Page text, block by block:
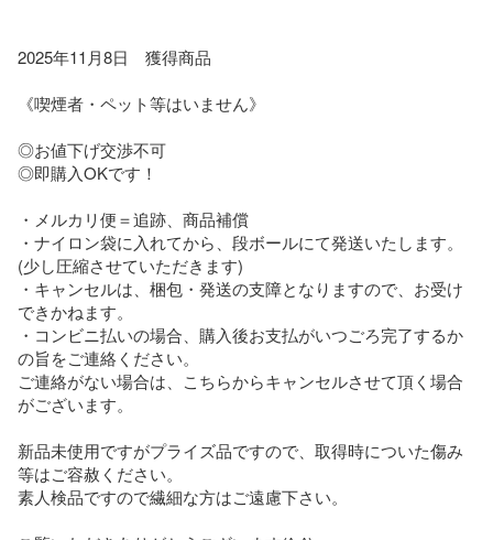
2025年11月8日　獲得商品
《喫煙者・ペット等はいません》
◎お値下げ交渉不可
◎即購入OKです！
・メルカリ便＝追跡、商品補償
・ナイロン袋に入れてから、段ボールにて発送いたします。
(少し圧縮させていただきます)
・キャンセルは、梱包・発送の支障となりますので、お受け
できかねます。
・コンビニ払いの場合、購入後お支払がいつごろ完了するか
の旨をご連絡ください。
ご連絡がない場合は、こちらからキャンセルさせて頂く場合
がございます。
新品未使用ですがプライズ品ですので、取得時についた傷み
等はご容赦ください。
素人検品ですので繊細な方はご遠慮下さい。